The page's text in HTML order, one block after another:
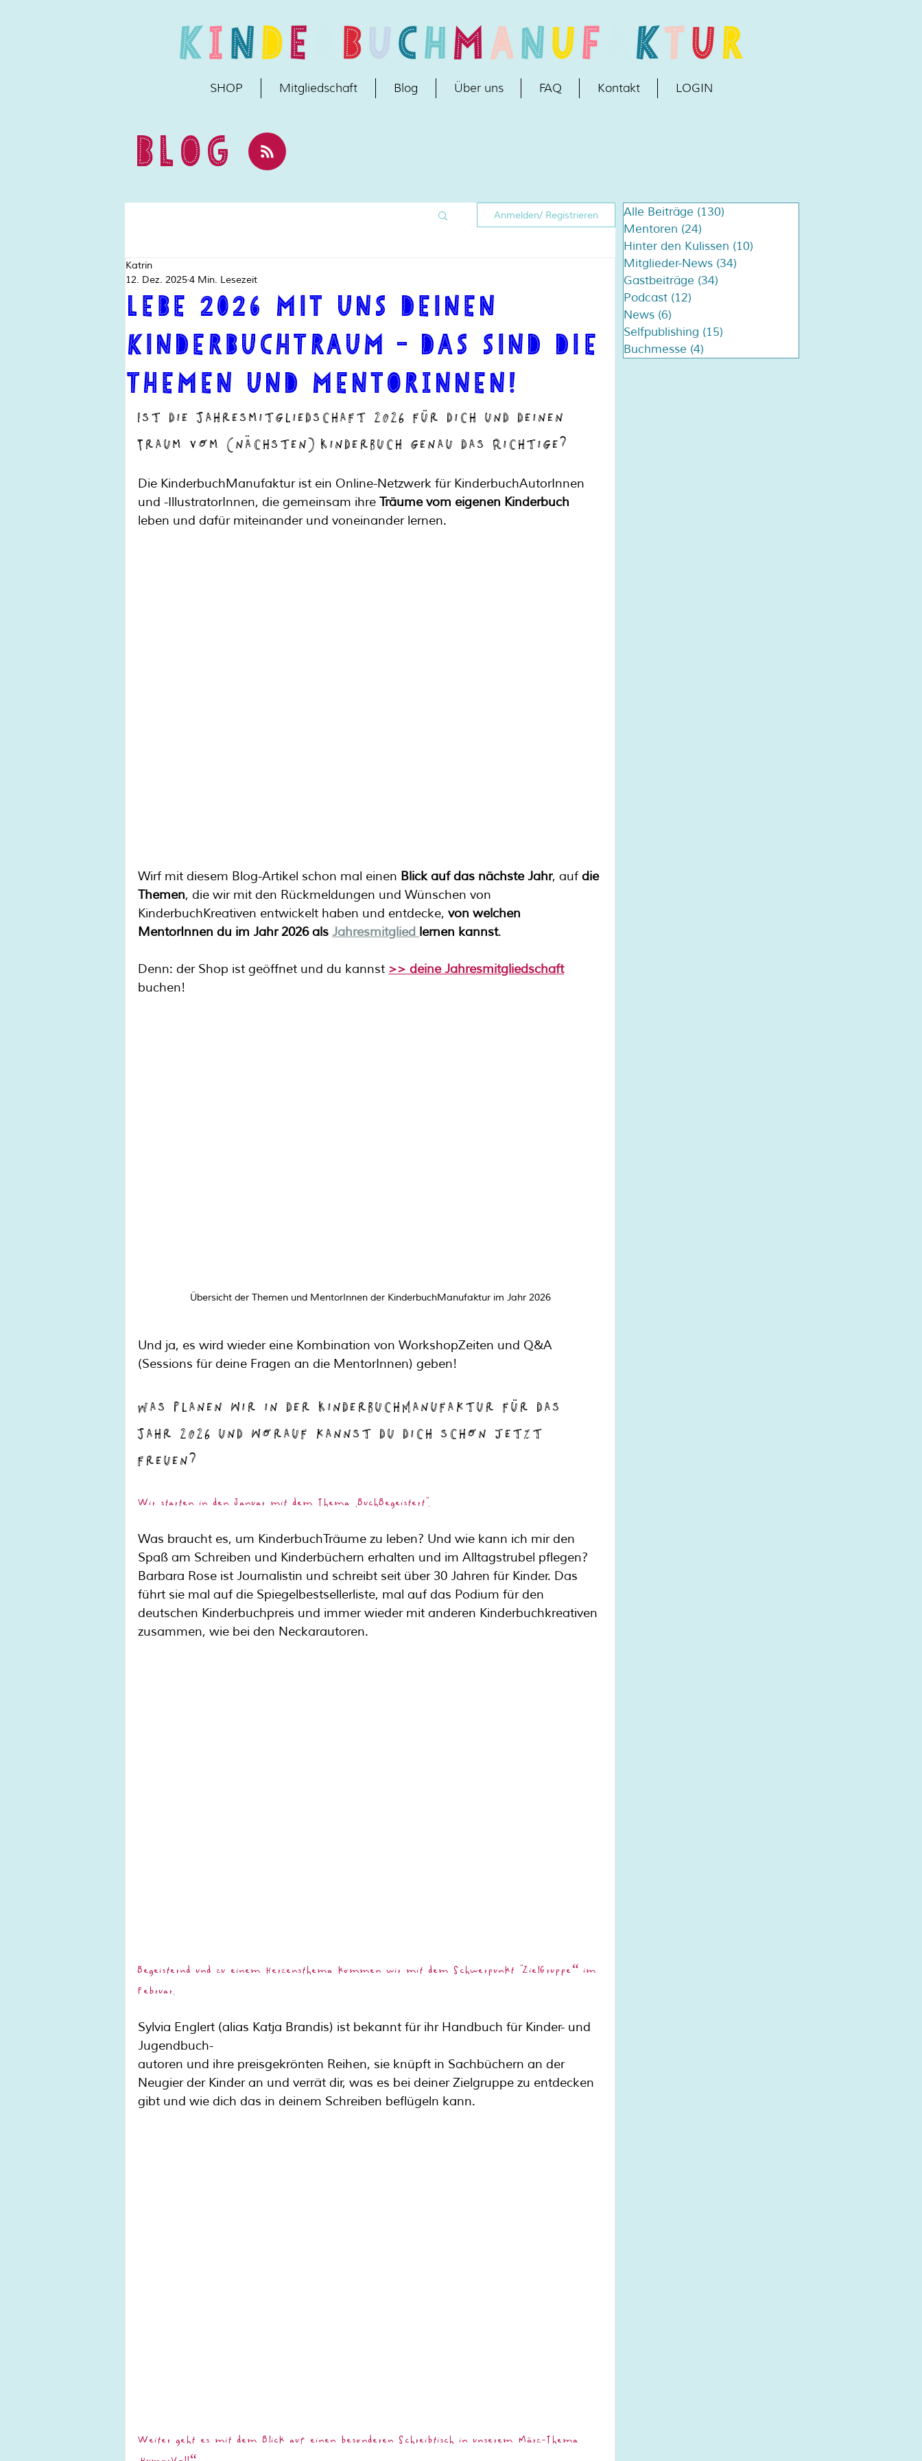
SHOP Mitgliedschaft Blog Über uns FAQ Kontakt LOGIN
BLOG
Anmelden/ Registrieren
Lebe 2026 mit uns deinen
KinderbuchTraum – Das sind die
Themen und MentorInnen!
Katrin
12. Dez. 20254 Min. Lesezeit
Ist die Jahresmitgliedschaft 2026 für dich und deinen
Traum vom (nächsten) Kinderbuch genau das Richtige?
Die KinderbuchManufaktur ist ein Online-Netzwerk für KinderbuchAutorInnen
und -IllustratorInnen, die gemeinsam ihre Träume vom eigenen Kinderbuch
leben und dafür miteinander und voneinander lernen.
Wirf mit diesem Blog-Artikel schon mal einen Blick auf das nächste Jahr, auf die
Themen, die wir mit den Rückmeldungen und Wünschen von
KinderbuchKreativen entwickelt haben und entdecke, von welchen
MentorInnen du im Jahr 2026 als Jahresmitglied lernen kannst.
Denn: der Shop ist geöffnet und du kannst >> deine Jahresmitgliedschaft
buchen!
Übersicht der Themen und MentorInnen der KinderbuchManufaktur im Jahr 2026
Und ja, es wird wieder eine Kombination von WorkshopZeiten und Q&A
(Sessions für deine Fragen an die MentorInnen) geben!
Was planen wir in der KinderbuchManufaktur für das
Jahr 2026 und worauf kannst du dich schon jetzt
freuen?
Wir starten in den Januar mit dem Thema „BuchBegeistert".
Was braucht es, um KinderbuchTräume zu leben? Und wie kann ich mir den
Spaß am Schreiben und Kinderbüchern erhalten und im Alltagstrubel pflegen?
Barbara Rose ist Journalistin und schreibt seit über 30 Jahren für Kinder. Das
führt sie mal auf die Spiegelbestsellerliste, mal auf das Podium für den
deutschen Kinderbuchpreis und immer wieder mit anderen Kinderbuchkreativen
zusammen, wie bei den Neckarautoren.
Begeisternd und zu einem Herzensthema kommen wir mit dem Schwerpunkt "ZielGruppe“ im
Februar.
Sylvia Englert (alias Katja Brandis) ist bekannt für ihr Handbuch für Kinder- und
Jugendbuch-
autoren und ihre preisgekrönten Reihen, sie knüpft in Sachbüchern an der
Neugier der Kinder an und verrät dir, was es bei deiner Zielgruppe zu entdecken
gibt und wie dich das in deinem Schreiben beflügeln kann.
Weiter geht es mit dem Blick auf einen besonderen Schreibtisch in unserem März-Thema
Alle Beiträge (130)
Mentoren (24)
Hinter den Kulissen (10)
Mitglieder-News (34)
Gastbeiträge (34)
Podcast (12)
News (6)
Selfpublishing (15)
Buchmesse (4)